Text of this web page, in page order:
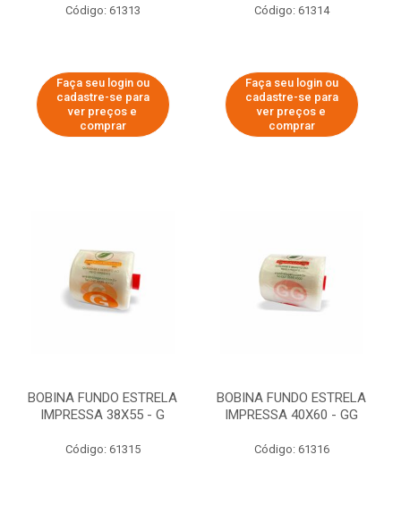
Código: 61313
Faça seu login ou
cadastre-se para
ver preços e
comprar
Código: 61314
Faça seu login ou
cadastre-se para
ver preços e
comprar
BOBINA FUNDO ESTRELA
IMPRESSA 38X55 - G
Código: 61315
BOBINA FUNDO ESTRELA
IMPRESSA 40X60 - GG
Código: 61316